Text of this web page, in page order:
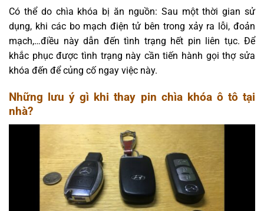
Có thể do chìa khóa bị ăn nguồn: Sau một thời gian sử
dụng, khi các bo mạch điện tử bên trong xảy ra lỗi, đoản
mạch,…điều này dẫn đến tình trạng hết pin liên tục. Để
khắc phục được tình trạng này cần tiến hành gọi thợ sửa
khóa đến để củng cố ngay việc này.
Những lưu ý gì khi thay pin chìa khóa ô tô tại
nhà?